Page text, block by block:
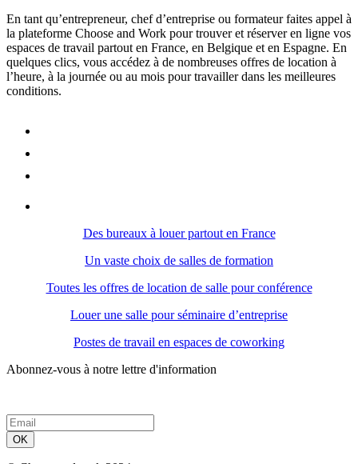
En tant qu’entrepreneur, chef d’entreprise ou formateur faites appel à
la plateforme Choose and Work pour trouver et réserver en ligne vos
espaces de travail partout en France, en Belgique et en Espagne. En
quelques clics, vous accédez à de nombreuses offres de location à
l’heure, à la journée ou au mois pour travailler dans les meilleures
conditions.
Des bureaux à louer partout en France
Un vaste choix de salles de formation
Toutes les offres de location de salle pour conférence
Louer une salle pour séminaire d’entreprise
Postes de travail en espaces de coworking
Abonnez-vous à notre lettre d'information
OK